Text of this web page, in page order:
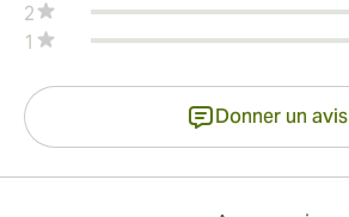
2
1
Donner un avis